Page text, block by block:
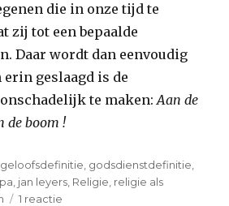
die in onze tijd te
zij tot een bepaalde
Daar wordt dan eenvoudig
erin geslaagd is de
te maken:Aan de
de boom !
Tags
geloofsdefinitie godsdienstdefinitie
jan leyers Religie religie als
1 reactie